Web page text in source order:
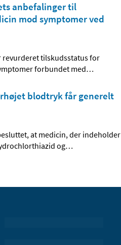
anbefalinger til
mod symptomer ved
tilskudsstatus for
forbundet med…
blodtryk får generelt
at medicin, der indeholder
og…